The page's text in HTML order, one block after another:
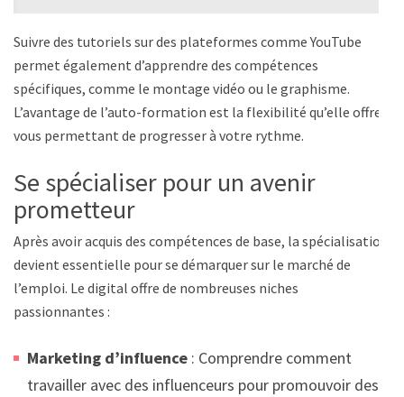
Suivre des tutoriels sur des plateformes comme YouTube
permet également d’apprendre des compétences
spécifiques, comme le montage vidéo ou le graphisme.
L’avantage de l’auto-formation est la flexibilité qu’elle offre,
vous permettant de progresser à votre rythme.
Se spécialiser pour un avenir
prometteur
Après avoir acquis des compétences de base, la spécialisation
devient essentielle pour se démarquer sur le marché de
l’emploi. Le digital offre de nombreuses niches
passionnantes :
Marketing d’influence : Comprendre comment
travailler avec des influenceurs pour promouvoir des